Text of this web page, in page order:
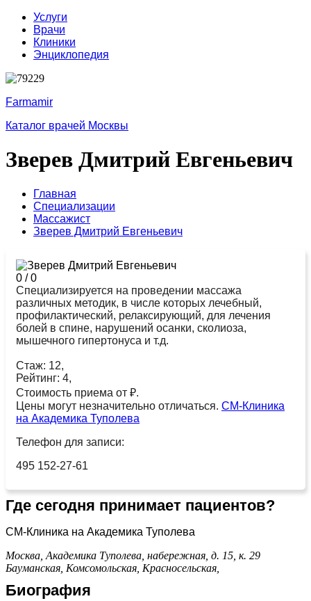
Услуги
Врачи
Клиники
Энциклопедия
Farmamir
Каталог врачей Москвы
Зверев Дмитрий Евгеньевич
Главная
Специализации
Массажист
Зверев Дмитрий Евгеньевич
0 /0
Специализируется на проведении массажа
различных методик, в числе которых лечебный,
профилактический, релаксирующий, для лечения
болей в спине, нарушений осанки, сколиоза,
мышечного гипертонуса и т.д.
Стаж: 12,
Рейтинг: 4,
Стоимость приема от ₽.
Цены могут незначительно отличаться. СМ-Клиника
на Академика Туполева
Телефон для записи:
495 152-27-61
Где сегодня принимает пациентов?
СМ-Клиника на Академика Туполева
Москва, Академика Туполева, набережная, д. 15, к. 29
Бауманская, Комсомольская, Красносельская,
Биография